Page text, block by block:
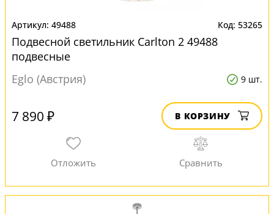
49488 53265
Подвесной светильник Carlton 2 49488
подвесные
Eglo (Австрия)
9 шт.
7 890 ₽ В КОРЗИНУ